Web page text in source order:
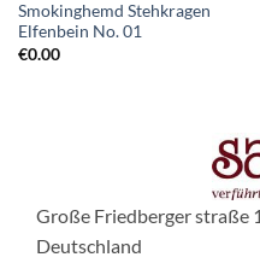
Smokinghemd Stehkragen
Elfenbein No. 01
€0.00
Große Friedberger straße
Deutschland